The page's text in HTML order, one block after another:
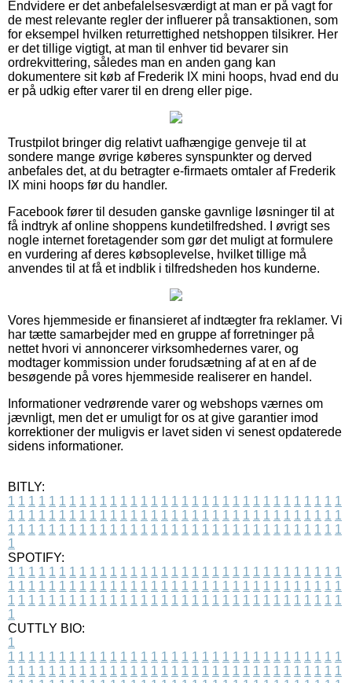
Endvidere er det anbefalelsesværdigt at man er på vagt for
de mest relevante regler der influerer på transaktionen, som
for eksempel hvilken returrettighed netshoppen tilsikrer. Her
er det tillige vigtigt, at man til enhver tid bevarer sin
ordrekvittering, således man en anden gang kan
dokumentere sit køb af Frederik IX mini hoops, hvad end du
er på udkig efter varer til en dreng eller pige.
Trustpilot bringer dig relativt uafhængige genveje til at
sondere mange øvrige køberes synspunkter og derved
anbefales det, at du betragter e-firmaets omtaler af Frederik
IX mini hoops før du handler.
Facebook fører til desuden ganske gavnlige løsninger til at
få indtryk af online shoppens kundetilfredshed. I øvrigt ses
nogle internet foretagender som gør det muligt at formulere
en vurdering af deres købsoplevelse, hvilket tillige må
anvendes til at få et indblik i tilfredsheden hos kunderne.
Vores hjemmeside er finansieret af indtægter fra reklamer. Vi
har tætte samarbejder med en gruppe af forretninger på
nettet hvori vi annoncerer virksomhedernes varer, og
modtager kommission under forudsætning af at en af de
besøgende på vores hjemmeside realiserer en handel.
Informationer vedrørende varer og webshops værnes om
jævnligt, men det er umuligt for os at give garantier imod
korrektioner der muligvis er lavet siden vi senest opdaterede
sidens informationer.
BITLY:
1 1 1 1 1 1 1 1 1 1 1 1 1 1 1 1 1 1 1 1 1 1 1 1 1 1 1 1 1 1 1 1 1
1 1 1 1 1 1 1 1 1 1 1 1 1 1 1 1 1 1 1 1 1 1 1 1 1 1 1 1 1 1 1 1 1
1 1 1 1 1 1 1 1 1 1 1 1 1 1 1 1 1 1 1 1 1 1 1 1 1 1 1 1 1 1 1 1 1
1
SPOTIFY:
1 1 1 1 1 1 1 1 1 1 1 1 1 1 1 1 1 1 1 1 1 1 1 1 1 1 1 1 1 1 1 1 1
1 1 1 1 1 1 1 1 1 1 1 1 1 1 1 1 1 1 1 1 1 1 1 1 1 1 1 1 1 1 1 1 1
1 1 1 1 1 1 1 1 1 1 1 1 1 1 1 1 1 1 1 1 1 1 1 1 1 1 1 1 1 1 1 1 1
1
CUTTLY BIO:
1
1 1 1 1 1 1 1 1 1 1 1 1 1 1 1 1 1 1 1 1 1 1 1 1 1 1 1 1 1 1 1 1 1
1 1 1 1 1 1 1 1 1 1 1 1 1 1 1 1 1 1 1 1 1 1 1 1 1 1 1 1 1 1 1 1 1